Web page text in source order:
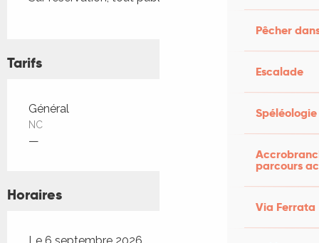
Pêcher
Escalade
Spéléologie
parcours
Via Ferrata
Tarifs
Tarifs 2026
Général
NC
—
Horaires
Le 6 septembre 2026